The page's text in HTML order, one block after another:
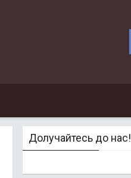
Долучайтесь до нас!